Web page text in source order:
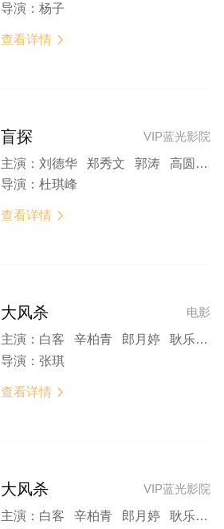
导演： 杨子
查看详情 
VIP蓝光影院
盲探
主演： 刘德华 郑秀文 郭涛 高圆圆 王紫逸 郎月婷 卢海鹏 黄文慧 林雪 姜皓文
导演： 杜琪峰
查看详情 
电影
大风杀
主演： 白客 辛柏青 郎月婷 耿乐 孙宁 李晓川 张本煜 卓杰泽仁 李浩天 桑茗胜 李感 李延
导演： 张琪
查看详情 
VIP蓝光影院
大风杀
主演： 白客 辛柏青 郎月婷 耿乐 孙宁 李晓川 张本煜 卓杰泽仁 李浩天 桑茗胜 李感 李延